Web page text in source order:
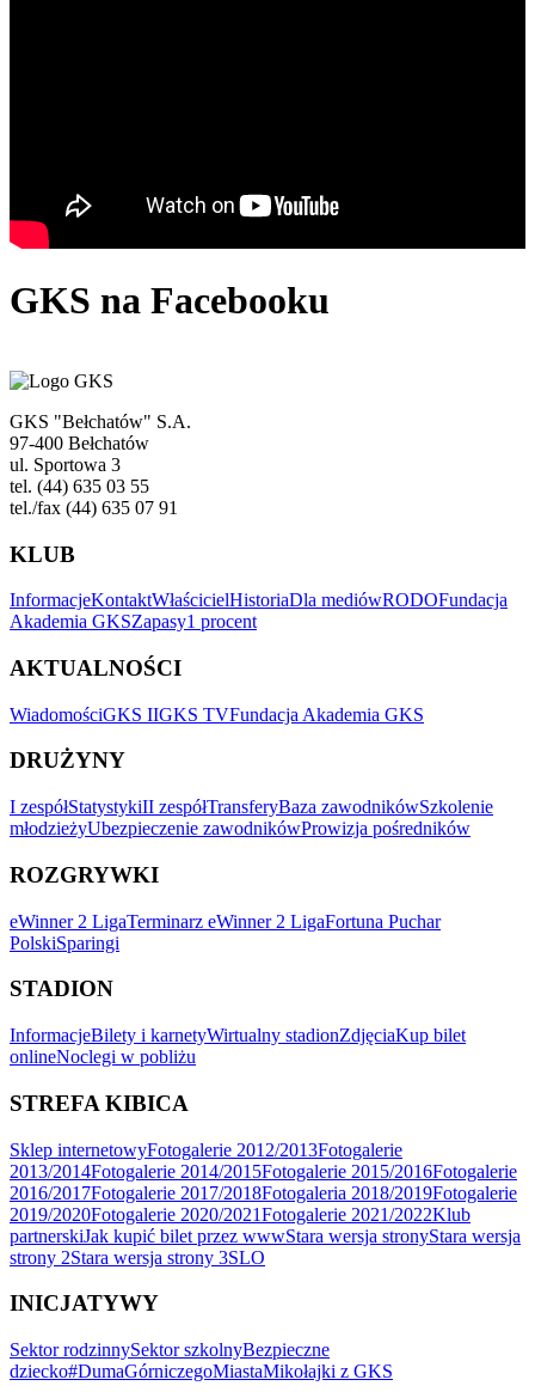
GKS na Facebooku
GKS "Bełchatów" S.A.
97-400 Bełchatów
ul. Sportowa 3
tel. (44) 635 03 55
tel./fax (44) 635 07 91
KLUB
InformacjeKontaktWłaścicielHistoriaDla mediówRODOFundacja
Akademia GKSZapasy1 procent
AKTUALNOŚCI
WiadomościGKS IIGKS TVFundacja Akademia GKS
DRUŻYNY
I zespółStatystykiII zespółTransferyBaza zawodnikówSzkolenie
młodzieżyUbezpieczenie zawodnikówProwizja pośredników
ROZGRYWKI
eWinner 2 LigaTerminarz eWinner 2 LigaFortuna Puchar
PolskiSparingi
STADION
InformacjeBilety i karnetyWirtualny stadionZdjęciaKup bilet
onlineNoclegi w pobliżu
STREFA KIBICA
Sklep internetowyFotogalerie 2012/2013Fotogalerie
2013/2014Fotogalerie 2014/2015Fotogalerie 2015/2016Fotogalerie
2016/2017Fotogalerie 2017/2018Fotogaleria 2018/2019Fotogalerie
2019/2020Fotogalerie 2020/2021Fotogalerie 2021/2022Klub
partnerskiJak kupić bilet przez wwwStara wersja stronyStara wersja
strony 2Stara wersja strony 3SLO
INICJATYWY
Sektor rodzinnySektor szkolnyBezpieczne
dziecko#DumaGórniczegoMiastaMikołajki z GKS